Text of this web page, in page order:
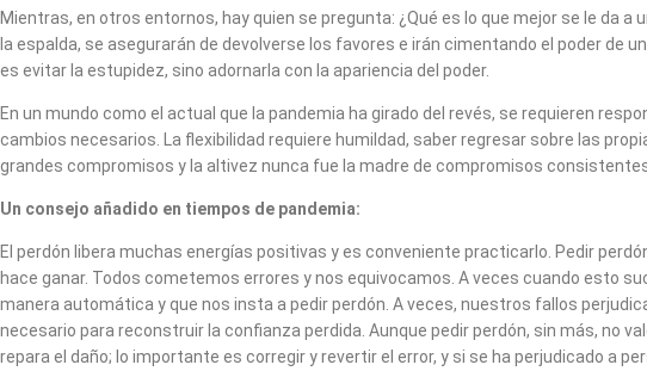
Mientras, en otros entornos, hay quien se pregunta: ¿Qué es lo que mejor se le da
la espalda, se asegurarán de devolverse los favores e irán cimentando el poder de
es evitar la estupidez, sino adornarla con la apariencia del poder.
En un mundo como el actual que la pandemia ha girado del revés, se requieren
cambios necesarios. La flexibilidad requiere humildad, saber regresar sobre las
grandes compromisos y la altivez nunca fue la madre de compromisos
Un consejo añadido en tiempos de pandemia:
El perdón libera muchas energías positivas y es conveniente practicarlo. Pedir
hace ganar. Todos cometemos errores y nos equivocamos. A veces cuando esto
manera automática y que nos insta a pedir perdón. A veces, nuestros fallos
necesario para reconstruir la confianza perdida. Aunque pedir perdón, sin más, no
repara el daño; lo importante es corregir y revertir el error, y si se ha perjudicado a